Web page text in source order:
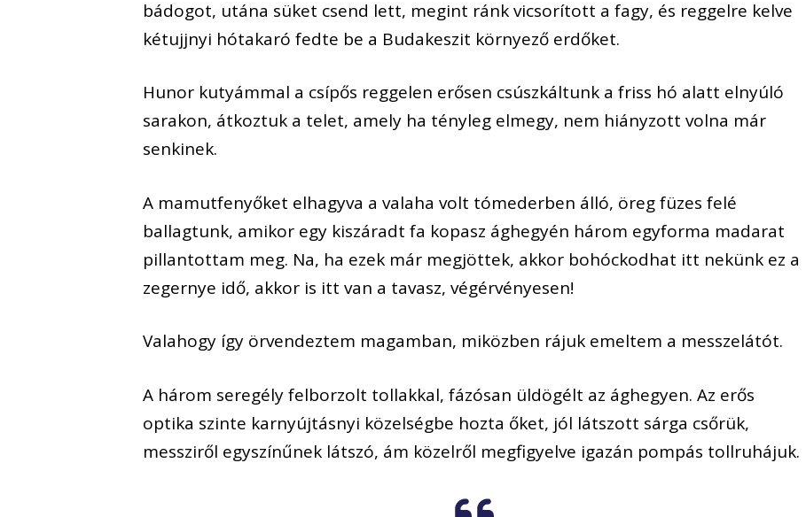
bádogot, utána süket csend lett, megint ránk vicsorított a fagy, és reggelre kelve
kétujjnyi hótakaró fedte be a Budakeszit környező erdőket.
Hunor kutyámmal a csípős reggelen erősen csúszkáltunk a friss hó alatt elnyúló
sarakon, átkoztuk a telet, amely ha tényleg elmegy, nem hiányzott volna már
senkinek.
A mamutfenyőket elhagyva a valaha volt tómederben álló, öreg füzes felé
ballagtunk, amikor egy kiszáradt fa kopasz ághegyén három egyforma madarat
pillantottam meg. Na, ha ezek már megjöttek, akkor bohóckodhat itt nekünk ez a
zegernye idő, akkor is itt van a tavasz, végérvényesen!
Valahogy így örvendeztem magamban, miközben rájuk emeltem a messzelátót.
A három seregély felborzolt tollakkal, fázósan üldögélt az ághegyen. Az erős
optika szinte karnyújtásnyi közelségbe hozta őket, jól látszott sárga csőrük,
messziről egyszínűnek látszó, ám közelről megfigyelve igazán pompás tollruhájuk.